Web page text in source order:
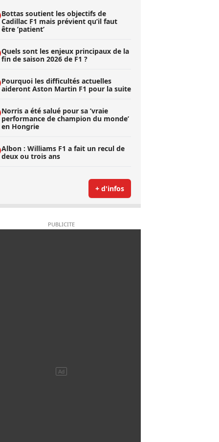
Bottas soutient les objectifs de
Cadillac F1 mais prévient qu’il faut
être ’patient’
Quels sont les enjeux principaux de la
fin de saison 2026 de F1 ?
Pourquoi les difficultés actuelles
aideront Aston Martin F1 pour la suite
Norris a été salué pour sa ’vraie
performance de champion du monde’
en Hongrie
Albon : Williams F1 a fait un recul de
deux ou trois ans
+ d'infos